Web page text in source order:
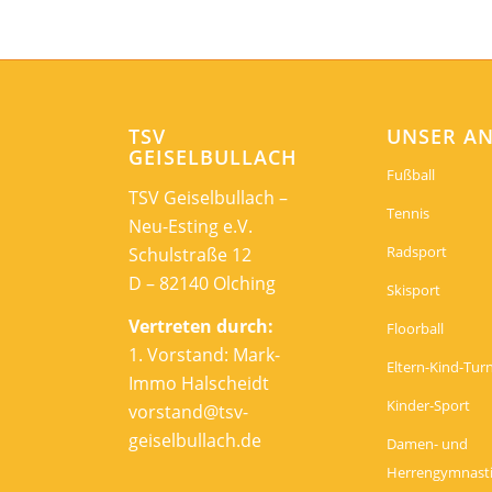
TSV
GEISELBULLACH
TSV Geiselbullach –
Neu-Esting e.V.
Schulstraße 12
D – 82140 Olching
Vertreten durch:
1. Vorstand: Mark-
Immo Halscheidt
vorstand@tsv-
geiselbullach.de
UNSER
Fußball
Tennis
Radsport
Skisport
Floorball
Eltern-Kind-
Kinder-Sport
Damen- und